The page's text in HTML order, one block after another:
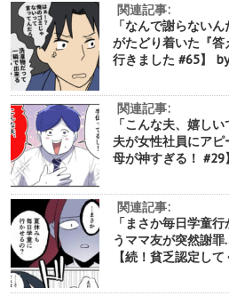
関連記事:
「なんで謝らない
がたどり着いた『
行きました #65】
関連記事:
「こんな夫、嬉し
夫が女性社員にア
母が神すぎる！ #29
関連記事:
「まさか毎日学童
うママ友が突然謝
【続！貧乏認定し